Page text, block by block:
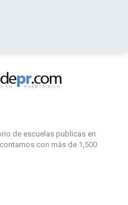
de escuelas publicas en
con más de 1,500